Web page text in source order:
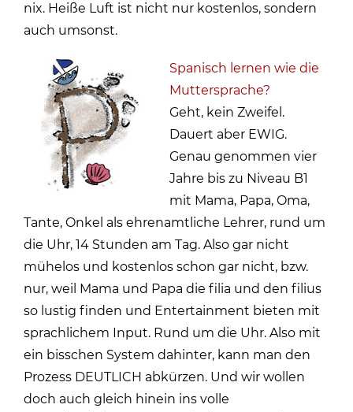
nix. Heiße Luft ist nicht nur kostenlos, sondern
auch umsonst.
Spanisch lernen wie die
Muttersprache?
Geht, kein Zweifel.
Dauert aber EWIG.
Genau genommen vier
Jahre bis zu Niveau B1
mit Mama, Papa, Oma,
Tante, Onkel als ehrenamtliche Lehrer, rund um
die Uhr, 14 Stunden am Tag. Also gar nicht
mühelos und kostenlos schon gar nicht, bzw.
nur, weil Mama und Papa die filia und den filius
so lustig finden und Entertainment bieten mit
sprachlichem Input. Rund um die Uhr. Also mit
ein bisschen System dahinter, kann man den
Prozess DEUTLICH abkürzen. Und wir wollen
doch auch gleich hinein ins volle